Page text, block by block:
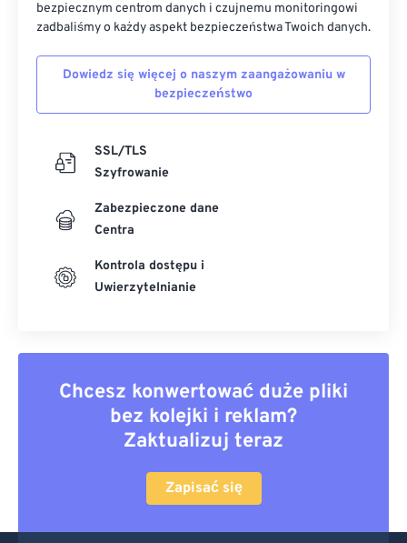
bezpiecznym centrom danych i czujnemu monitoringowi
zadbaliśmy o każdy aspekt bezpieczeństwa Twoich danych.
Dowiedz się więcej o naszym zaangażowaniu w
bezpieczeństwo
SSL/TLS
Szyfrowanie
Zabezpieczone dane
Centra
Kontrola dostępu i
Uwierzytelnianie
Chcesz konwertować duże pliki
bez kolejki i reklam?
Zaktualizuj teraz
Zapisać się